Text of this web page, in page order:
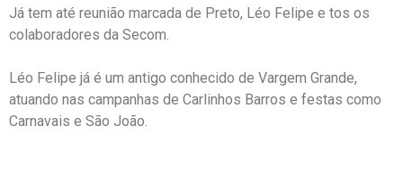
Já tem até reunião marcada de Preto, Léo Felipe e tos os
colaboradores da Secom.
Léo Felipe já é um antigo conhecido de Vargem Grande,
atuando nas campanhas de Carlinhos Barros e festas como
Carnavais e São João.